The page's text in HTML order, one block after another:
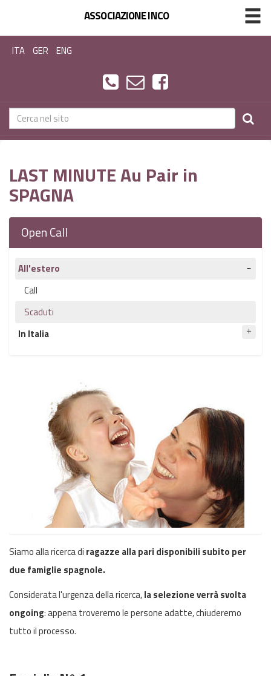
ASSOCIAZIONE INCO
ITA GER ENG
LAST MINUTE Au Pair in
SPAGNA
Open Call
All'estero
Call
Scaduti
In Italia
Siamo alla ricerca di ragazze alla pari disponibili subito per
due famiglie spagnole.
Considerata l'urgenza della ricerca,la selezione verrà svolta
ongoing: appena troveremo le persone adatte, chiuderemo
tutto il processo.